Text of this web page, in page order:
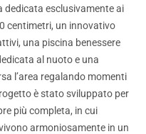
dedicata esclusivamente ai
centimetri, un innovativo
una piscina benessere
al nuoto e una
l’area regalando momenti
è stato sviluppato per
più completa, in cui
armoniosamente in un